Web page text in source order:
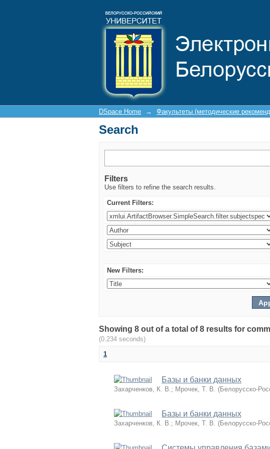
DSpace Home → Факультеты (методические
Search
Filters
Use filters to refine the search results.
Current Filters:
New Filters:
Showing 8 out of a total of 8 results for
(0.234 seconds)
1
Базы и банки данных
Захарченков, К. В.; Мрочек, Т. В. (Белорусско-
Базы и банки данных
Захарченков, К. В.; Мрочек, Т. В. (Белорусско-